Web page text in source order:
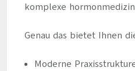
komplexe
Genau das bietet Ihnen
Moderne